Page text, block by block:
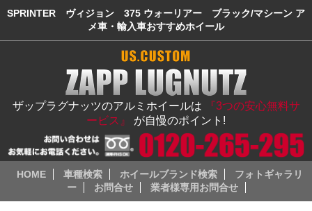
SPRINTER ヴィジョン 375 ウォーリアー ブラック/マシーン ア
メ車・輸入車おすすめホイール
ザップラグナッツのアルミホイールは
『3つの安心無料サ
ービス』 が自慢のポイント!
HOME 車種検索 ホイールブランド検索
フォトギャラリ
ー
お問合せ 業者様専用お問合せ